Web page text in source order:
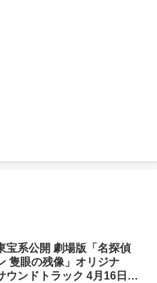
宝系公開 劇場版「名探偵
隻眼の残像」オリジナ
ウンドトラック 4月16日発